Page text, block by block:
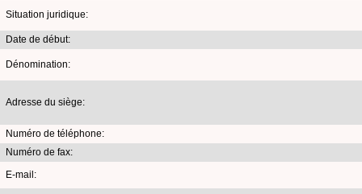
Situation juridique:
Date de début:
Dénomination:
Adresse du siège:
Numéro de téléphone:
Numéro de fax:
E-mail: